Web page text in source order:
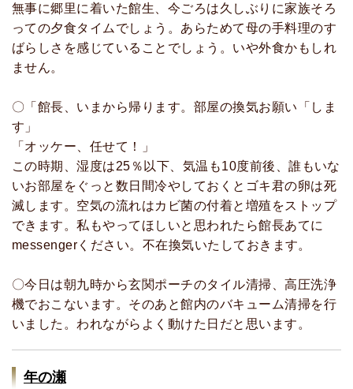
無事に郷里に着いた館生、今ごろは久しぶりに家族そろ
っての夕食タイムでしょう。あらためて母の手料理のす
ばらしさを感じていることでしょう。いや外食かもしれ
ません。
〇「館長、いまから帰ります。部屋の換気お願い「しま
す」
「オッケー、任せて！」
この時期、湿度は25％以下、気温も10度前後、誰もいな
いお部屋をぐっと数日間冷やしておくとゴキ君の卵は死
滅します。空気の流れはカビ菌の付着と増殖をストップ
できます。私もやってほしいと思われたら館長あてに
messengerください。不在換気いたしておきます。
〇今日は朝九時から玄関ポーチのタイル清掃、高圧洗浄
機でおこないます。そのあと館内のバキューム清掃を行
いました。われながらよく動けた日だと思います。
年の瀬